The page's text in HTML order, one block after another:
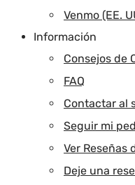
Venmo (EE.
Información
Consejos de
FAQ
Contactar al
Seguir mi
Ver Reseñas
Deje una